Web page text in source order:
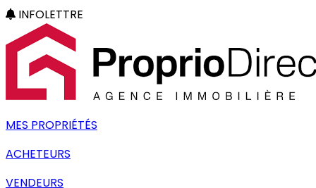
INFOLETTRE
MES PROPRIÉTÉS
ACHETEURS
VENDEURS